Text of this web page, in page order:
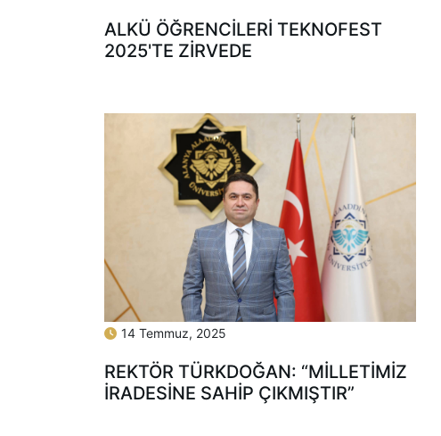
ALKÜ ÖĞRENCİLERİ TEKNOFEST
2025'TE ZİRVEDE
14 Temmuz, 2025
REKTÖR TÜRKDOĞAN: “MİLLETİMİZ
İRADESİNE SAHİP ÇIKMIŞTIR”